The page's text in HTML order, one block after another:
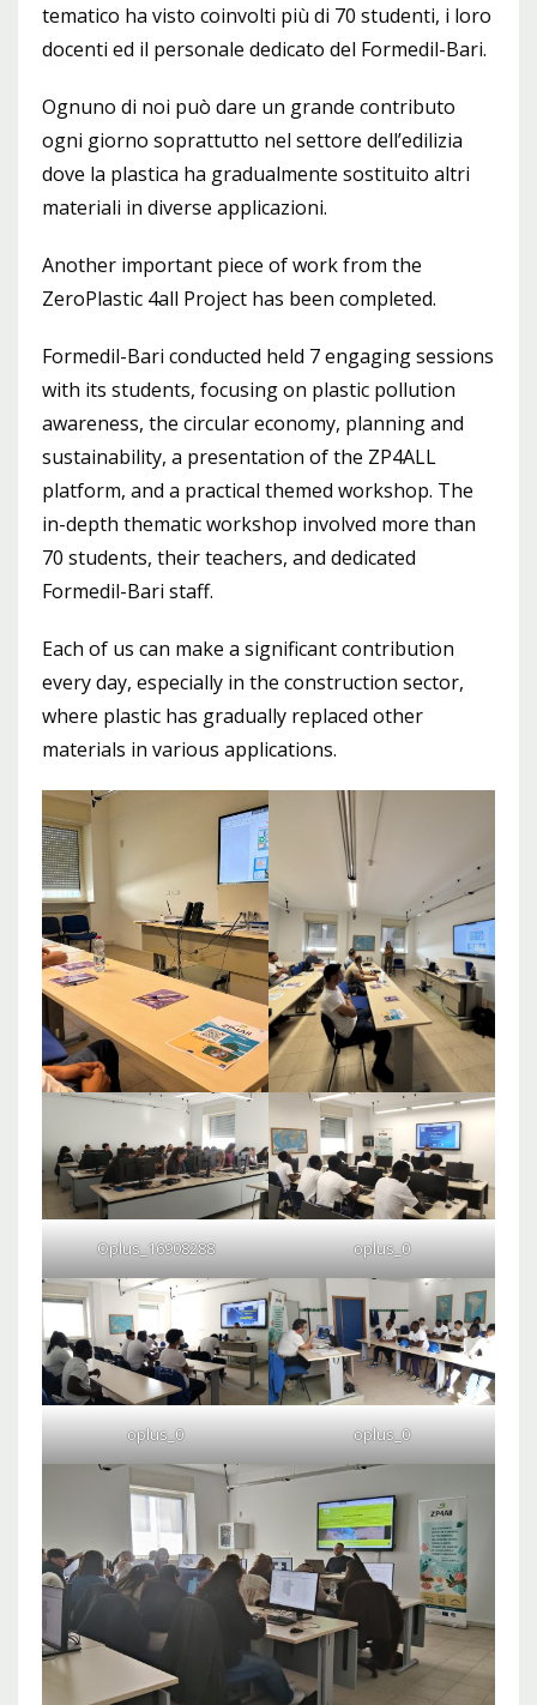
tematico ha visto coinvolti più di 70 studenti, i loro
docenti ed il personale dedicato del Formedil-Bari.
Ognuno di noi può dare un grande contributo
ogni giorno soprattutto nel settore dell’edilizia
dove la plastica ha gradualmente sostituito altri
materiali in diverse applicazioni.
Another important piece of work from the
ZeroPlastic 4all Project has been completed.
Formedil-Bari conducted held 7 engaging sessions
with its students, focusing on plastic pollution
awareness, the circular economy, planning and
sustainability, a presentation of the ZP4ALL
platform, and a practical themed workshop. The
in-depth thematic workshop involved more than
70 students, their teachers, and dedicated
Formedil-Bari staff.
Each of us can make a significant contribution
every day, especially in the construction sector,
where plastic has gradually replaced other
materials in various applications.
Oplus_16908288 oplus_0
oplus_0 oplus_0